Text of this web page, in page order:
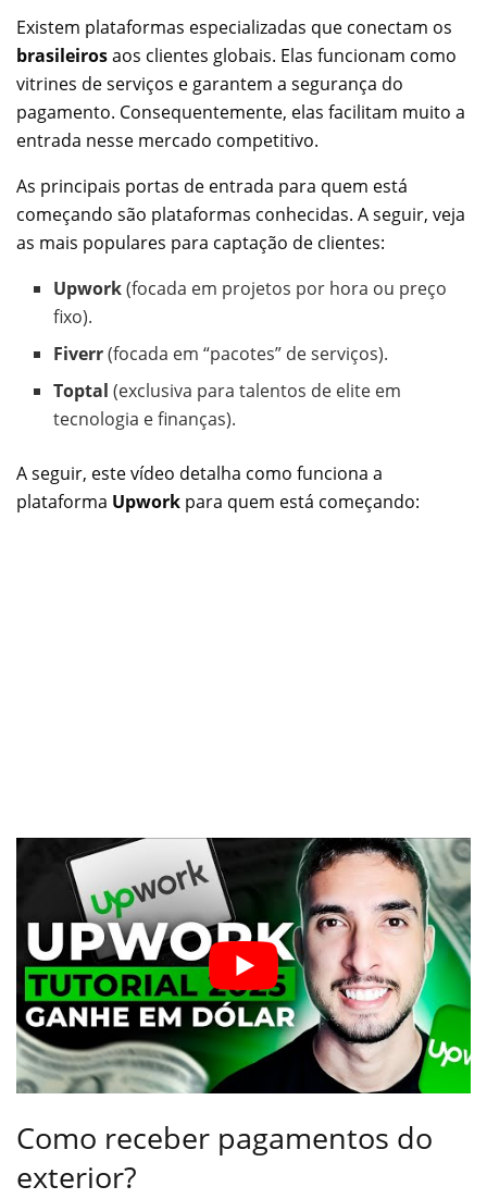
Existem plataformas especializadas que conectam os
brasileirosaos clientes globais. Elas funcionam como
vitrines de serviços e garantem a segurança do
pagamento. Consequentemente, elas facilitam muito a
entrada nesse mercado competitivo.
As principais portas de entrada para quem está
começando são plataformas conhecidas. A seguir, veja
as mais populares para captação de clientes:
Upwork(focada em projetos por hora ou preço
fixo).
Fiverr(focada em “pacotes” de serviços).
Toptal (exclusiva para talentos de elite em
tecnologia e finanças).
A seguir, este vídeo detalha como funciona a
plataforma Upwork para quem está começando:
Como receber pagamentos do
exterior?